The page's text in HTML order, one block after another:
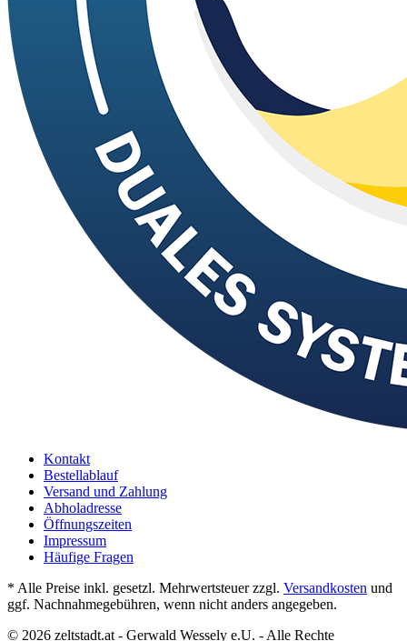
Kontakt
Bestellablauf
Versand und Zahlung
Abholadresse
Öffnungszeiten
Impressum
Häufige Fragen
* Alle Preise inkl. gesetzl. Mehrwertsteuer zzgl. Versandkosten und
ggf. Nachnahmegebühren, wenn nicht anders angegeben.
© 2026 zeltstadt.at - Gerwald Wessely e.U. - Alle Rechte